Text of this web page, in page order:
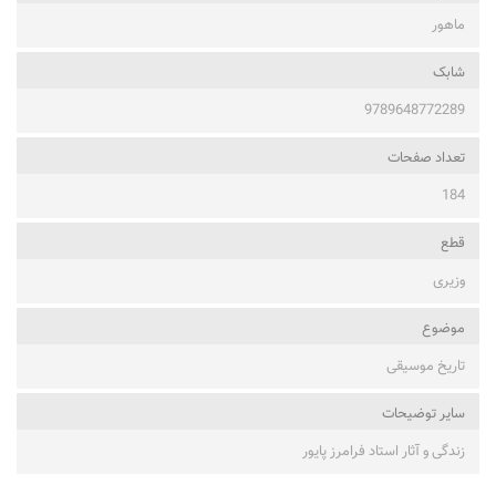
ماهور
شابک
9789648772289
تعداد صفحات
184
قطع
وزیری
موضوع
تاریخ موسیقی
ساير توضيحات
زندگی و آثار استاد فرامرز پایور